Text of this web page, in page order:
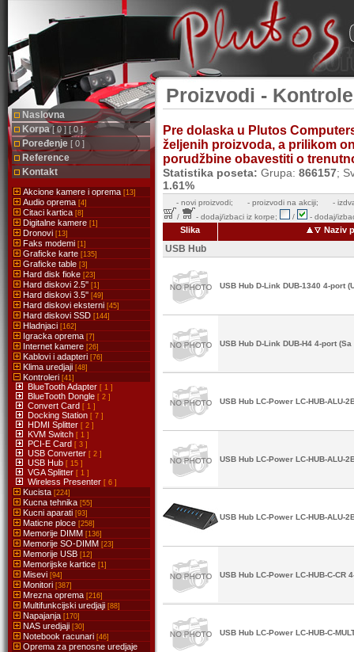
Naslovna
Korpa[ 0 ] [ 0 ]
Poređenje [ 0 ]
Reference
Kontakt
Akcione kamere i oprema [13]
Audio oprema [4]
Citaci kartica [8]
Digitalne kamere [1]
Dronovi [13]
Faks modemi [1]
Graficke karte [135]
Graficke table [3]
Hard disk fioke [23]
Hard diskovi 2.5'' [1]
Hard diskovi 3.5'' [49]
Hard diskovi eksterni [45]
Hard diskovi SSD [144]
Hladnjaci [162]
Igracka oprema [7]
Internet kamere [26]
Kablovi i adapteri [76]
Klima uredjaji [48]
Kontroleri [41]
BlueTooth Adapter [ 1 ]
BlueTooth Dongle [ 2 ]
Convert Card [ 1 ]
Docking Station [ 7 ]
HDMI Splitter [ 2 ]
KVM Switch [ 1 ]
PCI-E Card [ 3 ]
USB Converter [ 2 ]
USB Hub [ 15 ]
VGA Splitter [ 1 ]
Wireless Presenter [ 6 ]
Kucista [224]
Kucna tehnika [55]
Kucni aparati [93]
Maticne ploce [258]
Memorije DIMM [136]
Memorije SO-DIMM [23]
Memorije USB [12]
Memorijske kartice [1]
Misevi [94]
Monitori [387]
Mrezna oprema [216]
Multifunkcijski uredjaji [88]
Napajanja [170]
NAS uredjaji [30]
Notebook racunari [46]
Oprema za prenosne uredjaje
Proizvodi -
Pre dolaska u Plutos
željenih proizvoda, a prilikom
porudžbine obavestiti o
Statistika poseta: Grupa: 866157;
1.61%
- novi proizvodi; - proizvodi na akciji;
-
/
- dodaj/izbaci iz korpe; / - dodaj/
Slika Naziv
USB Hub
USB Hub D-Link DUB-1340 4-port
USB Hub D-Link DUB-H4 4-port
USB Hub LC-Power LC-HUB-ALU-
USB Hub LC-Power LC-HUB-ALU-
USB Hub LC-Power LC-HUB-ALU-
USB Hub LC-Power LC-HUB-C-CR
USB Hub LC-Power LC-HUB-C-